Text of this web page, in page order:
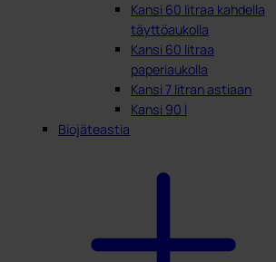
Kansi 60 litraa kahdella
täyttöaukolla
Kansi 60 litraa
paperiaukolla
Kansi 7 litran astiaan
Kansi 90 l
Biojäteastia